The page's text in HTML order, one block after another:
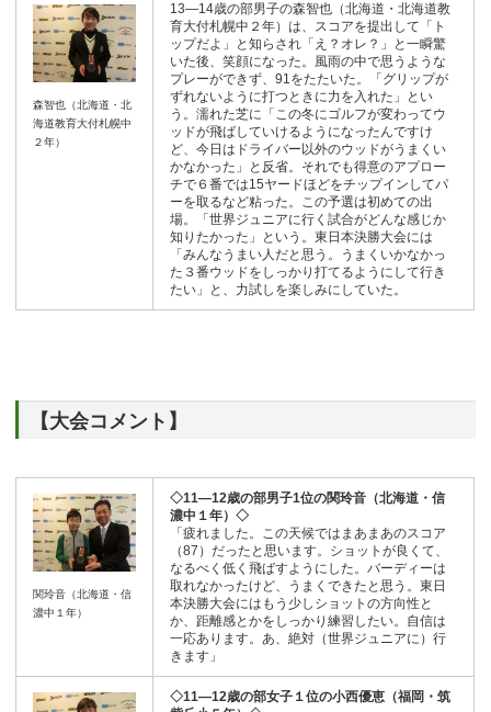
森智也（北海道・北
海道教育大付札幌中
２年）
13―14歳の部男子の森智也（北海道・北海道教
育大付札幌中２年）は、スコアを提出して「ト
ップだよ」と知らされ「え？オレ？」と一瞬驚
いた後、笑顔になった。風雨の中で思うような
プレーができず、91をたたいた。「グリップが
ずれないように打つときに力を入れた」とい
う。濡れた芝に「この冬にゴルフが変わってウ
ッドが飛ばしていけるようになったんですけ
ど、今日はドライバー以外のウッドがうまくい
かなかった」と反省。それでも得意のアプロー
チで６番では15ヤードほどをチップインしてパ
ーを取るなど粘った。この予選は初めての出
場。「世界ジュニアに行く試合がどんな感じか
知りたかった」という。東日本決勝大会には
「みんなうまい人だと思う。うまくいかなかっ
た３番ウッドをしっかり打てるようにして行き
たい」と、力試しを楽しみにしていた。
【大会コメント】
関玲音（北海道・信
濃中１年）
◇11―12歳の部男子1位の関玲音（北海道・信
濃中１年）◇
「疲れました。この天候ではまあまあのスコア
（87）だったと思います。ショットが良くて、
なるべく低く飛ばすようにした。バーディーは
取れなかったけど、うまくできたと思う。東日
本決勝大会にはもう少しショットの方向性と
か、距離感とかをしっかり練習したい。自信は
一応あります。あ、絶対（世界ジュニアに）行
きます」
◇11―12歳の部女子１位の小西優恵（福岡・筑